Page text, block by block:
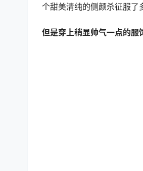
个甜美清纯的侧颜杀征服了
但是穿上稍显帅气一点的服